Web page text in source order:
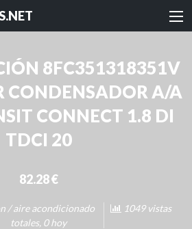
8FC351318351V
CONDENSADOR A/A
CONNECT 1.8 DI
TDCI 20
82.28 €
/ aire acondicionado
1049 vistas
totales, 0 hoy